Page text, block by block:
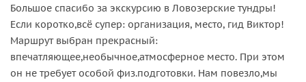
Большое спасибо за экскурсию в Ловозерские тундры!
Если коротко,всё супер: организация, место, гид Виктор!
Маршрут выбран прекрасный:
впечатляющее,необычное,атмосферное место. При этом
он не требует особой физ.подготовки. Нам повезло,мы